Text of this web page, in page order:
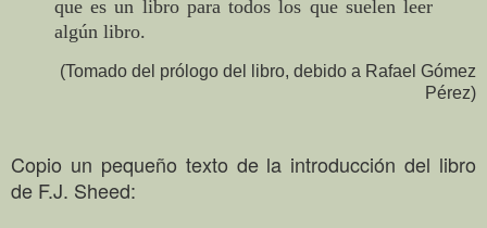
que es un libro para todos los que suelen leer
algún libro.
(Tomado del prólogo del libro, debido a Rafael Gómez
Pérez)
Copio un pequeño texto de la introducción del libro
de F.J. Sheed: